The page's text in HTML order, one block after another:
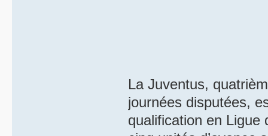
La Juventus,
journées disputées,
qualification en Ligue